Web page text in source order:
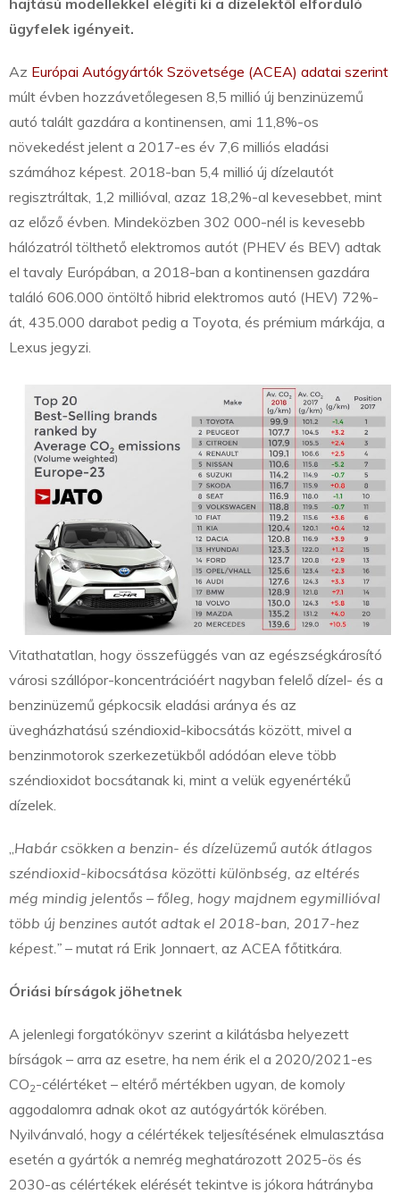
hajtású modellekkel elégíti ki a dízelektől elforduló
ügyfelek igényeit.
Az Európai Autógyártók Szövetsége (ACEA) adatai szerint
múlt évben hozzávetőlegesen 8,5 millió új benzinüzemű
autó talált gazdára a kontinensen, ami 11,8%-os
növekedést jelent a 2017-es év 7,6 milliós eladási
számához képest. 2018-ban 5,4 millió új dízelautót
regisztráltak, 1,2 millióval, azaz 18,2%-al kevesebbet, mint
az előző évben. Mindeközben 302 000-nél is kevesebb
hálózatról tölthető elektromos autót (PHEV és BEV) adtak
el tavaly Európában, a 2018-ban a kontinensen gazdára
találó 606.000 öntöltő hibrid elektromos autó (HEV) 72%-
át, 435.000 darabot pedig a Toyota, és prémium márkája, a
Lexus jegyzi.
Vitathatatlan, hogy összefüggés van az egészségkárosító
városi szállópor-koncentrációért nagyban felelő dízel- és a
benzinüzemű gépkocsik eladási aránya és az
üvegházhatású széndioxid-kibocsátás között, mivel a
benzinmotorok szerkezetükből adódóan eleve több
széndioxidot bocsátanak ki, mint a velük egyenértékű
dízelek.
„Habár csökken a benzin- és dízelüzemű autók átlagos
széndioxid-kibocsátása közötti különbség, az eltérés
még mindig jelentős – főleg, hogy majdnem egymillióval
több új benzines autót adtak el 2018-ban, 2017-hez
képest.” – mutat rá Erik Jonnaert, az ACEA főtitkára.
Óriási bírságok jöhetnek
A jelenlegi forgatókönyv szerint a kilátásba helyezett
bírságok – arra az esetre, ha nem érik el a 2020/2021-es
CO2-célértéket – eltérő mértékben ugyan, de komoly
aggodalomra adnak okot az autógyártók körében.
Nyilvánvaló, hogy a célértékek teljesítésének elmulasztása
esetén a gyártók a nemrég meghatározott 2025-ös és
2030-as célértékek elérését tekintve is jókora hátrányba